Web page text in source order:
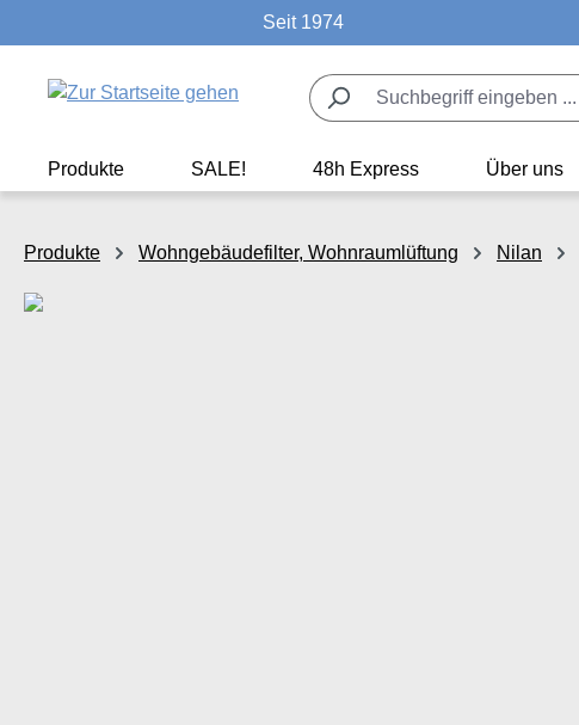
Zur Hauptnavigation springenSeit 1974
Produkte SALE! 48h Express Über uns
Produkte Wohngebäudefilter, Wohnraumlüftung Nilan